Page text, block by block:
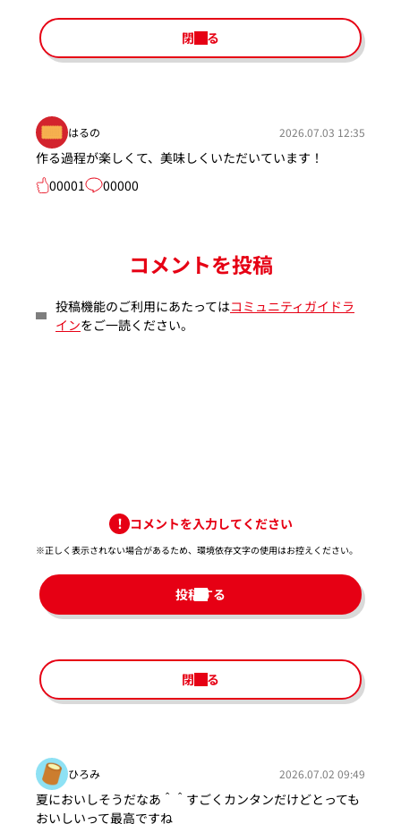
閉じる
はるの 2026.07.03 12:35
作る過程が楽しくて、美味しくいただいています！
00001
00000
コメントを投稿
投稿機能のご利用にあたってはコミュニティガイドラ
インをご一読ください。
コメントを入力してください
※正しく表示されない場合があるため、環境依存文字の使用はお控えください。​
投稿する
閉じる
ひろみ 2026.07.02 09:49
夏においしそうだなあ＾＾すごくカンタンだけどとっても
おいしいって最高ですね